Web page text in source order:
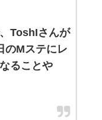
ToshIさんが
のMステにレ
ることや